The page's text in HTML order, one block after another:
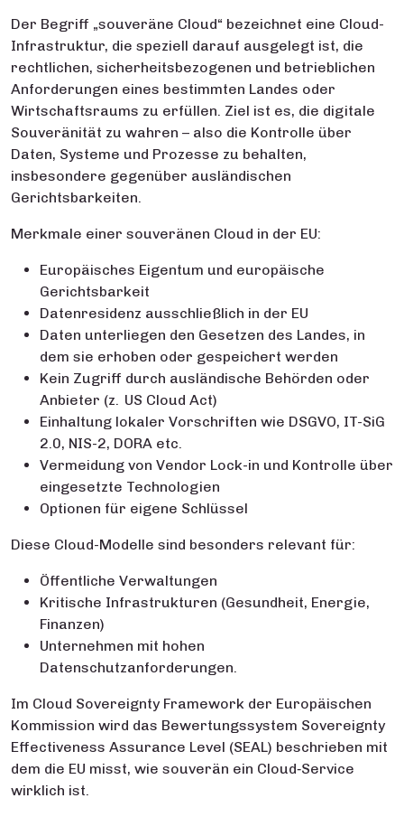
Der Begriff „souveräne Cloud“ bezeichnet eine Cloud-
Infrastruktur, die speziell darauf ausgelegt ist, die
rechtlichen, sicherheitsbezogenen und betrieblichen
Anforderungen eines bestimmten Landes oder
Wirtschaftsraums zu erfüllen. Ziel ist es, die digitale
Souveränität zu wahren – also die Kontrolle über
Daten, Systeme und Prozesse zu behalten,
insbesondere gegenüber ausländischen
Gerichtsbarkeiten.
Merkmale einer souveränen Cloud in der EU:
Europäisches Eigentum und europäische
Gerichtsbarkeit
Datenresidenz ausschließlich in der EU
Daten unterliegen den Gesetzen des Landes, in
dem sie erhoben oder gespeichert werden
Kein Zugriff durch ausländische Behörden oder
Anbieter (z. US Cloud Act)
Einhaltung lokaler Vorschriften wie DSGVO, IT-SiG
2.0, NIS-2, DORA etc.
Vermeidung von Vendor Lock-in und Kontrolle über
eingesetzte Technologien
Optionen für eigene Schlüssel
Diese Cloud-Modelle sind besonders relevant für:
Öffentliche Verwaltungen
Kritische Infrastrukturen (Gesundheit, Energie,
Finanzen)
Unternehmen mit hohen
Datenschutzanforderungen.
Im Cloud Sovereignty Framework der Europäischen
Kommission wird das Bewertungssystem Sovereignty
Effectiveness Assurance Level (SEAL) beschrieben mit
dem die EU misst, wie souverän ein Cloud‑Service
wirklich ist.